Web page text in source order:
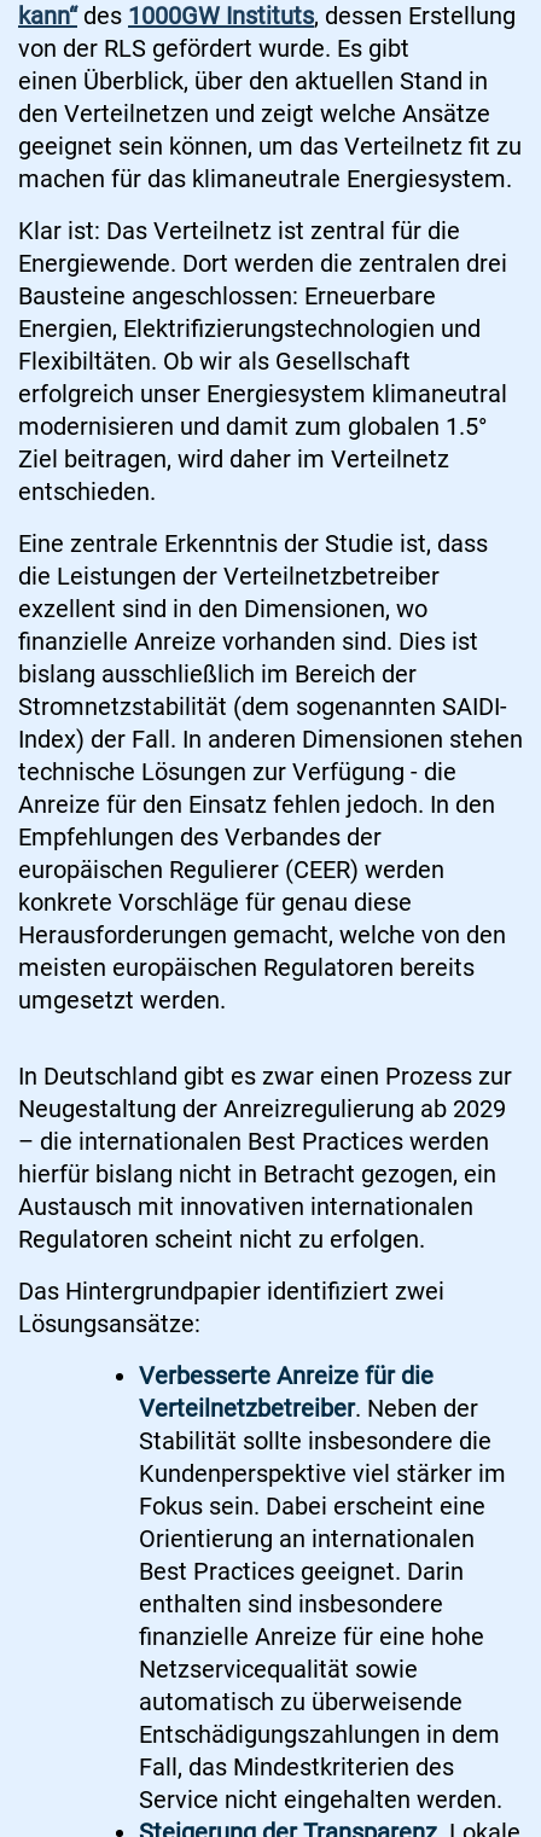
kann“des 1000GW Instituts, dessen Erstellung
von der RLS gefördert wurde. Es gibt
einen Überblick, über den aktuellen Stand in
den Verteilnetzen und zeigt welche Ansätze
geeignet sein können, um das Verteilnetz fit zu
machen für das klimaneutrale Energiesystem.
Klar ist: Das Verteilnetz ist zentral für die
Energiewende. Dort werden die zentralen drei
Bausteine angeschlossen: Erneuerbare
Energien, Elektrifizierungstechnologien und
Flexibiltäten. Ob wir als Gesellschaft
erfolgreich unser Energiesystem klimaneutral
modernisieren und damit zum globalen 1.5°
Ziel beitragen, wird daher im Verteilnetz
entschieden.
Eine zentrale Erkenntnis der Studie ist, dass
die Leistungen der Verteilnetzbetreiber
exzellent sind in den Dimensionen, wo
finanzielle Anreize vorhanden sind. Dies ist
bislang ausschließlich im Bereich der
Stromnetzstabilität (dem sogenannten SAIDI-
Index) der Fall. In anderen Dimensionen stehen
technische Lösungen zur Verfügung - die
Anreize für den Einsatz fehlen jedoch. In den
Empfehlungen des Verbandes der
europäischen Regulierer (CEER) werden
konkrete Vorschläge für genau diese
Herausforderungen gemacht, welche von den
meisten europäischen Regulatoren bereits
umgesetzt werden.
In Deutschland gibt es zwar einen Prozess zur
Neugestaltung der Anreizregulierung ab 2029
– die internationalen Best Practices werden
hierfür bislang nicht in Betracht gezogen, ein
Austausch mit innovativen internationalen
Regulatoren scheint nicht zu erfolgen.
Das Hintergrundpapier identifiziert zwei
Lösungsansätze:
Verbesserte Anreize für die
Verteilnetzbetreiber. Neben der
Stabilität sollte insbesondere die
Kundenperspektive viel stärker im
Fokus sein. Dabei erscheint eine
Orientierung an internationalen
Best Practices geeignet. Darin
enthalten sind insbesondere
finanzielle Anreize für eine hohe
Netzservicequalität sowie
automatisch zu überweisende
Entschädigungszahlungen in dem
Fall, das Mindestkriterien des
Service nicht eingehalten werden.